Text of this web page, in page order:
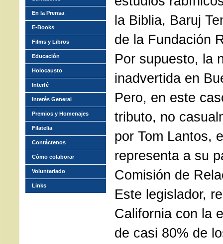
la Biblia, Baruj
de la Fundación
Por supuesto, la
inadvertida en
Pero, en este
tributo, no
por Tom Lantos,
representa a su
Comisión de
Este legislador,
California con la
de casi 80% de
En la Prensa
E-Books
Films y Libros
Educación
Holocausto
Interfé
Interés General
Premios y Homenajes
Filatelia
Contáctenos
Cómo colaborar
Voluntariado
Links